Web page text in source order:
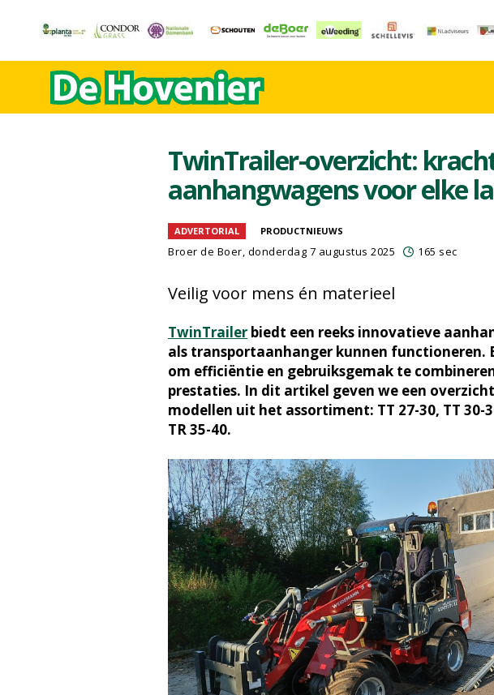
TwinTrailer-overzicht:
aanhangwagens voor elke
ADVERTORIAL PRODUCTNIEUWS
Broer de Boer, donderdag 7 augustus 2025 165 sec
Veilig voor mens én materieel
TwinTrailer biedt een reeks innovatieve
als transportaanhanger kunnen functioneren.
om efficiëntie en gebruiksgemak te
prestaties. In dit artikel geven we een
modellen uit het assortiment: TT 27-30, TT 30-
TR 35-40.